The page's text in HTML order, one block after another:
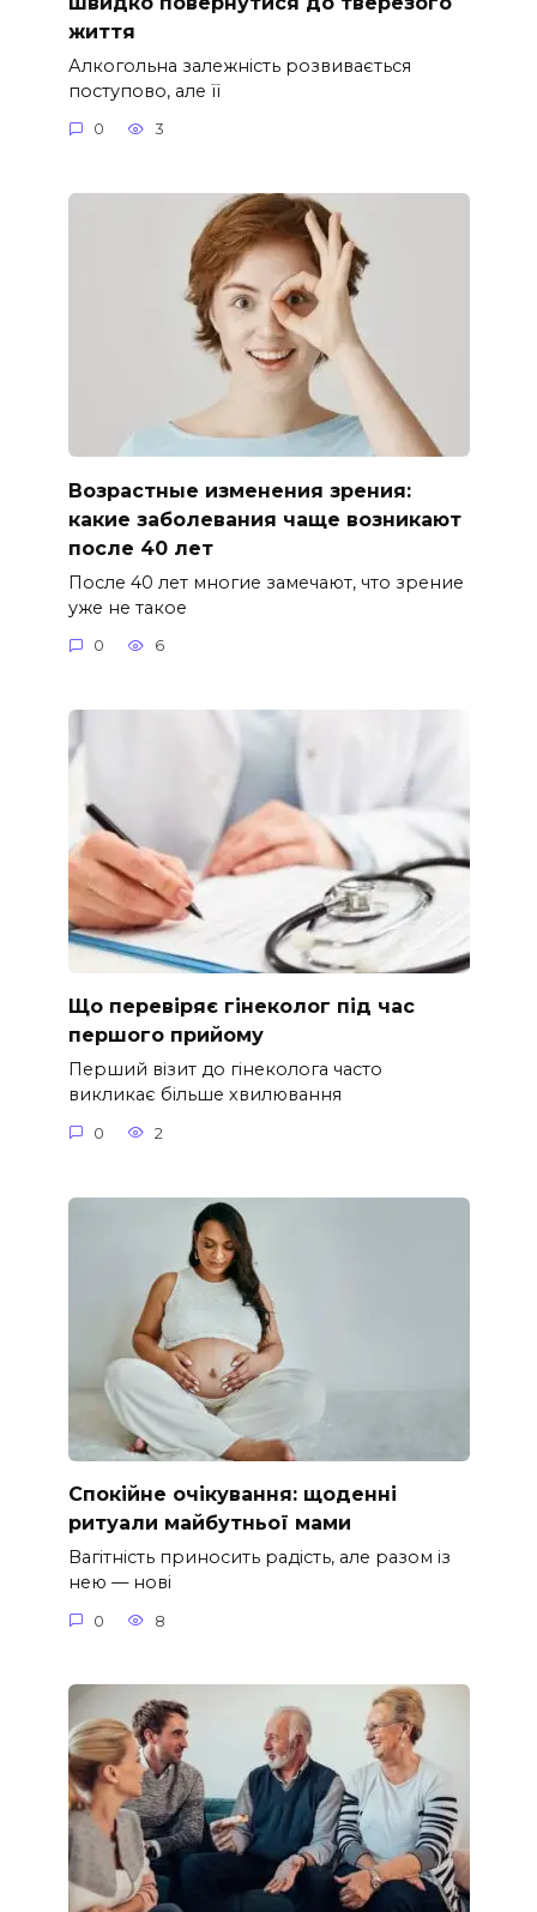
життя
Алкогольна залежність розвивається
поступово, але її
0 3
Возрастные изменения зрения:
какие заболевания чаще возникают
после 40 лет
После 40 лет многие замечают, что зрение
уже не такое
0 6
Що перевіряє гінеколог під час
першого прийому
Перший візит до гінеколога часто
викликає більше хвилювання
0 2
Спокійне очікування: щоденні
ритуали майбутньої мами
Вагітність приносить радість, але разом із
нею — нові
0 8